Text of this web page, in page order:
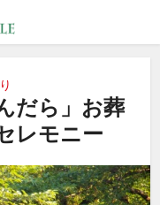
だら」お葬
レモニー